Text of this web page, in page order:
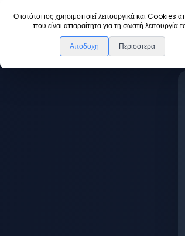
Ο ιστότοπος χρησιμοποιεί λειτουργικά και Cookies
που είναι απαραίτητα για τη σωστή λειτουργία
Αποδοχή Περισότερα
DanceLink